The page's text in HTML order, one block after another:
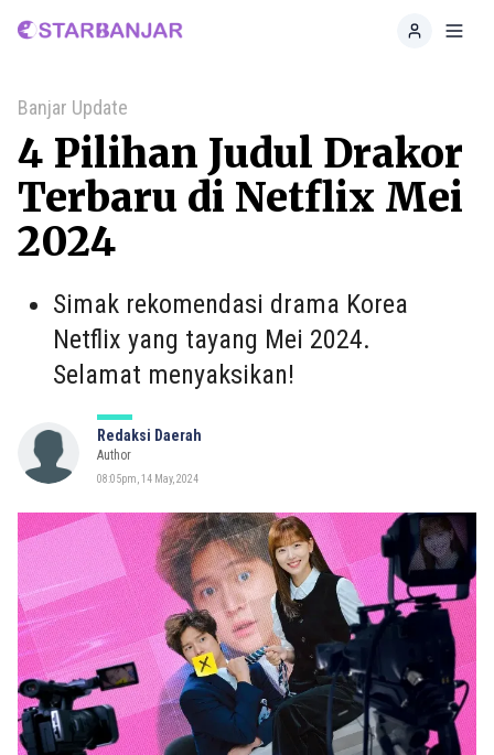
Home
Banjar Update
4 Pilihan Judul Drakor
Terbaru di Netflix Mei
2024
Simak rekomendasi drama Korea
Netflix yang tayang Mei 2024.
Selamat menyaksikan!
Redaksi Daerah
Author
08:05pm, 14 May, 2024